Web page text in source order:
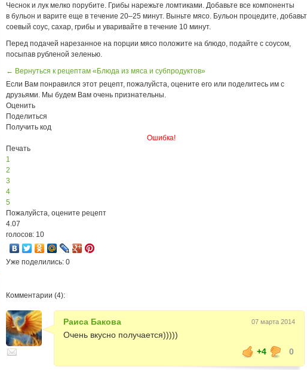
Чеснок и лук мелко порубите. Грибы нарежьте ломтиками. Добавьте все компоненты
в бульон и варите еще в течение 20–25 минут. Выньте мясо. Бульон процедите,
соевый соус, сахар, грибы и уваривайте в течение 10 минут.
Перед подачей нарезанное на порции мясо положите на блюдо, подайте с соусом,
посыпав рубленой зеленью.
← Вернуться к рецептам «Блюда из мяса и субпродуктов»
Если Вам понравился этот рецепт, пожалуйста, оцените его или поделитесь им с
друзьями. Мы будем Вам очень признательны.
Оценить
Поделиться
Получить код
Ошибка!
Печать
1
2
3
4
5
Пожалуйста, оцените рецепт
4.07
голосов: 10
Уже поделились: 0
Комментарии (4):
Раиса Бакова 07 марта 2014
Очень вкусно получается)))))
+4
0